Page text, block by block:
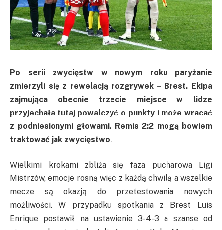
Po serii zwycięstw w nowym roku paryżanie
zmierzyli się z rewelacją rozgrywek – Brest. Ekipa
zajmująca obecnie trzecie miejsce w lidze
przyjechała tutaj powalczyć o punkty i może wracać
z podniesionymi głowami. Remis 2:2 mogą bowiem
traktować jak zwycięstwo.
Wielkimi krokami zbliża się faza pucharowa Ligi
Mistrzów, emocje rosną więc z każdą chwilą a wszelkie
mecze są okazją do przetestowania nowych
możliwości. W przypadku spotkania z Brest Luis
Enrique postawił na ustawienie 3-4-3 a szanse od